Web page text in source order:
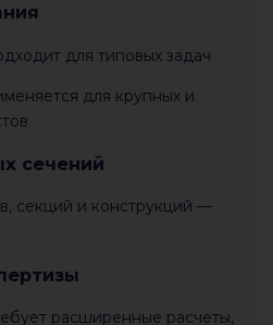
для типовых задач
для крупных и
сечений
секций и конструкций —
расширенные расчеты,